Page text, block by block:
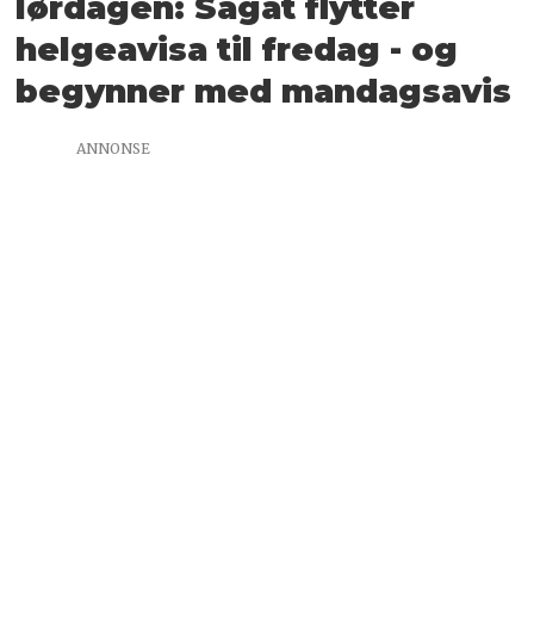
helgeavisa til fredag - og
begynner med mandagsavis
ANNONSE